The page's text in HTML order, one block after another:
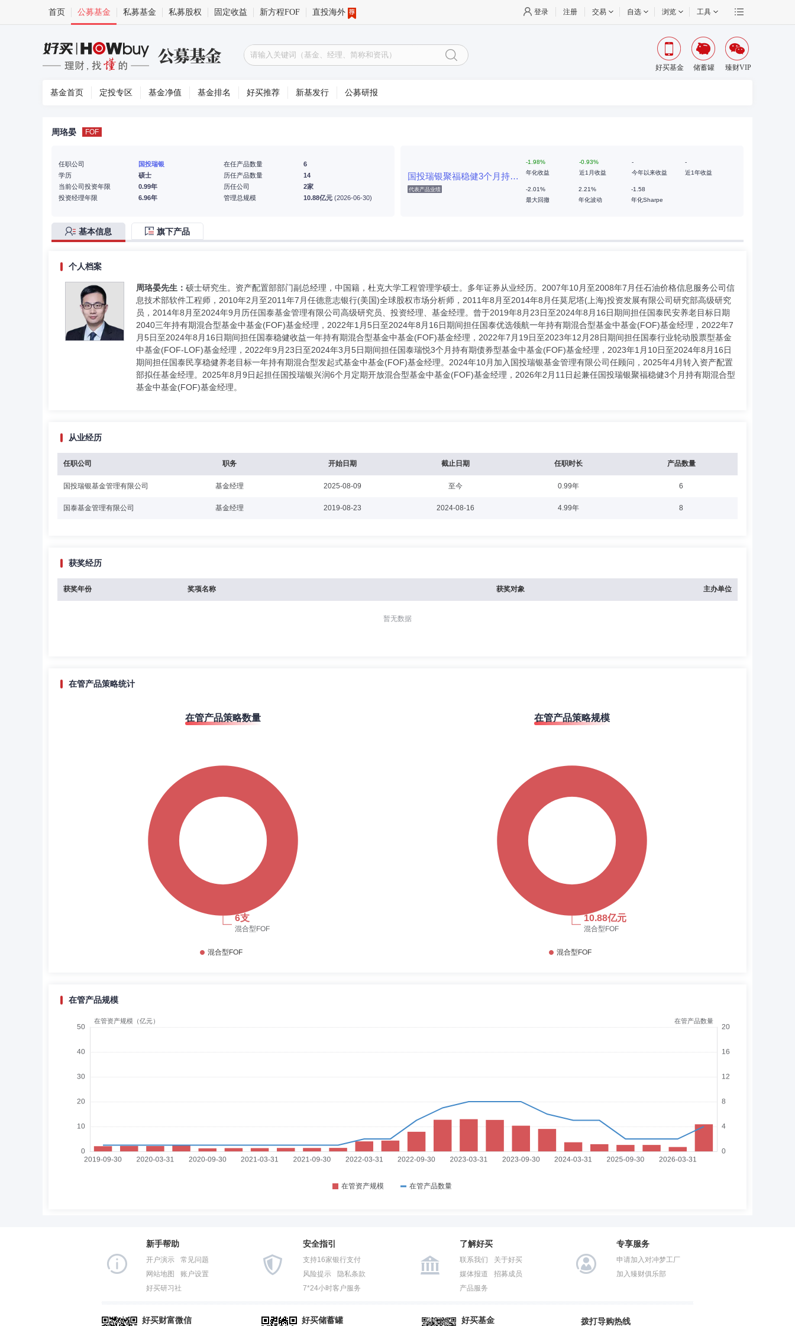
首页 公募基金 私募基金 私募股权 固定收益 新方程FOF 直投海外 登录 注册 交易 自选 浏览 工具
好买基金 储蓄罐 臻财VIP
基金首页 定投专区 基金净值 基金排名 好买推荐 新基发行 公募研报
周珞晏 FOF
任职公司
国投瑞银
学历
硕士
当前公司投资年限
0.99年
投资经理年限
6.96年
在任产品数量
6
历任产品数量
14
历任公司
2家
管理总规模
10.88亿元 (2026-06-30)
国投瑞银聚福稳健3个月持有期混合(FOF)A
代表产品业绩
-1.98%
年化收益
-0.93%
近1月收益
-
今年以来收益
-
近1年收益
-2.01%
最大回撤
2.21%
年化波动
-1.58
年化Sharpe
基本信息 旗下产品
个人档案
周珞晏先生： 硕士研究生。资产配置部部门副总经理，中国籍，杜克大学工程管理学硕士。多年证券从业经历。2007年10月至2008年7月任石油价格信息服务公司信
息技术部软件工程师，2010年2月至2011年7月任德意志银行(美国)全球股权市场分析师，2011年8月至2014年8月任莫尼塔(上海)投资发展有限公司研究部高级研究
员，2014年8月至2024年9月历任国泰基金管理有限公司高级研究员、投资经理、基金经理。曾于2019年8月23日至2024年8月16日期间担任国泰民安养老目标日期
2040三年持有期混合型基金中基金(FOF)基金经理，2022年1月5日至2024年8月16日期间担任国泰优选领航一年持有期混合型基金中基金(FOF)基金经理，2022年7
月5日至2024年8月16日期间担任国泰稳健收益一年持有期混合型基金中基金(FOF)基金经理，2022年7月19日至2023年12月28日期间担任国泰行业轮动股票型基金
中基金(FOF-LOF)基金经理，2022年9月23日至2024年3月5日期间担任国泰瑞悦3个月持有期债券型基金中基金(FOF)基金经理，2023年1月10日至2024年8月16日
期间担任国泰民享稳健养老目标一年持有期混合型发起式基金中基金(FOF)基金经理。2024年10月加入国投瑞银基金管理有限公司任顾问，2025年4月转入资产配置
部拟任基金经理。2025年8月9日起担任国投瑞银兴润6个月定期开放混合型基金中基金(FOF)基金经理，2026年2月11日起兼任国投瑞银聚福稳健3个月持有期混合型
基金中基金(FOF)基金经理。
从业经历
任职公司 职务 开始日期 截止日期 任职时长 产品数量
国投瑞银基金管理有限公司 基金经理 2025-08-09 至今 0.99年 6
国泰基金管理有限公司 基金经理 2019-08-23 2024-08-16 4.99年 8
获奖经历
获奖年份 奖项名称 获奖对象 主办单位
暂无数据
在管产品策略统计
在管产品策略数量 在管产品策略规模
在管产品规模
新手帮助
开户演示
常见问题
网站地图
账户设置
好买研习社
安全指引
支持16家银行支付
风险提示
隐私条款
7*24小时客户服务
了解好买
联系我们
关于好买
媒体报道
招募成员
产品服务
专享服务
申请加入对冲梦工厂
加入臻财俱乐部
好买财富微信 好买储蓄罐 好买基金 拨打导购热线